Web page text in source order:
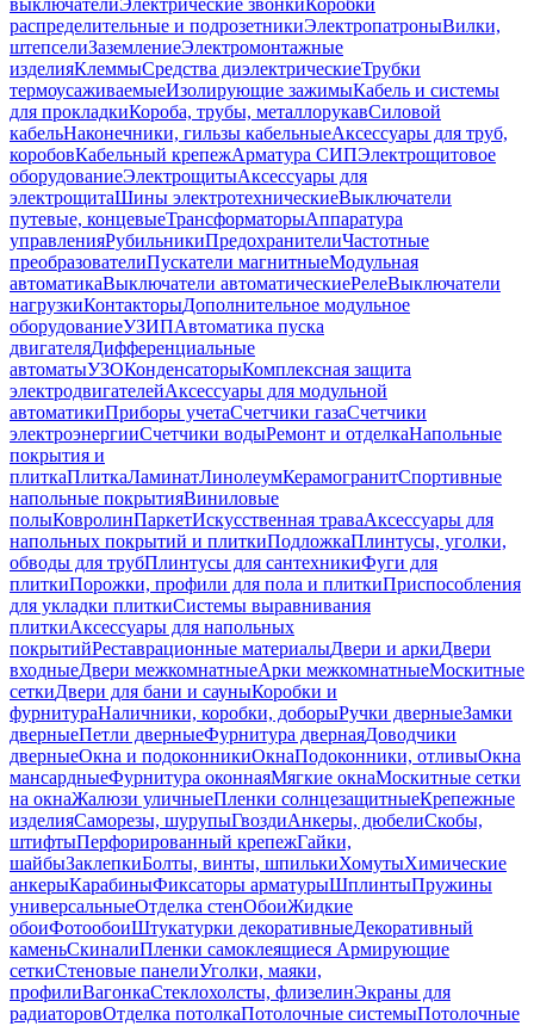
выключателиЭлектрические звонкиКоробки
распределительные и подрозетникиЭлектропатроныВилки,
штепселиЗаземлениеЭлектромонтажные
изделияКлеммыСредства диэлектрическиеТрубки
термоусаживаемыеИзолирующие зажимыКабель и системы
для прокладкиКороба, трубы, металлорукавСиловой
кабельНаконечники, гильзы кабельныеАксессуары для труб,
коробовКабельный крепежАрматура СИПЭлектрощитовое
оборудованиеЭлектрощитыАксессуары для
электрощитаШины электротехническиеВыключатели
путевые, концевыеТрансформаторыАппаратура
управленияРубильникиПредохранителиЧастотные
преобразователиПускатели магнитныеМодульная
автоматикаВыключатели автоматическиеРелеВыключатели
нагрузкиКонтакторыДополнительное модульное
оборудованиеУЗИПАвтоматика пуска
двигателяДифференциальные
автоматыУЗОКонденсаторыКомплексная защита
электродвигателейАксессуары для модульной
автоматикиПриборы учетаСчетчики газаСчетчики
электроэнергииСчетчики водыРемонт и отделкаНапольные
покрытия и
плиткаПлиткаЛаминатЛинолеумКерамогранитСпортивные
напольные покрытияВиниловые
полыКовролинПаркетИскусственная траваАксессуары для
напольных покрытий и плиткиПодложкаПлинтусы, уголки,
обводы для трубПлинтусы для сантехникиФуги для
плиткиПорожки, профили для пола и плиткиПриспособления
для укладки плиткиСистемы выравнивания
плиткиАксессуары для напольных
покрытийРеставрационные материалыДвери и аркиДвери
входныеДвери межкомнатныеАрки межкомнатныеМоскитные
сеткиДвери для бани и сауныКоробки и
фурнитураНаличники, коробки, доборыРучки дверныеЗамки
дверныеПетли дверныеФурнитура двернаяДоводчики
дверныеОкна и подоконникиОкнаПодоконники, отливыОкна
мансардныеФурнитура оконнаяМягкие окнаМоскитные сетки
на окнаЖалюзи уличныеПленки солнцезащитныеКрепежные
изделияСаморезы, шурупыГвоздиАнкеры, дюбелиСкобы,
штифтыПерфорированный крепежГайки,
шайбыЗаклепкиБолты, винты, шпилькиХомутыХимические
анкерыКарабиныФиксаторы арматурыШплинтыПружины
универсальныеОтделка стенОбоиЖидкие
обоиФотообоиШтукатурки декоративныеДекоративный
каменьСкиналиПленки самоклеящиеся Армирующие
сеткиСтеновые панелиУголки, маяки,
профилиВагонкаСтеклохолсты, флизелинЭкраны для
радиаторовОтделка потолкаПотолочные системыПотолочные